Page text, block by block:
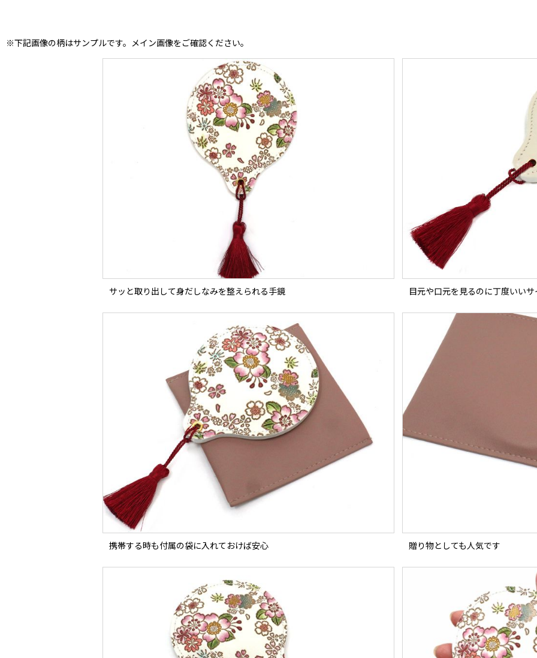
※下記画像の柄はサンプルです。メイン画像をご確認ください。
サッと取り出して身だしなみを整えられる手鏡 目元や口元を見るのに丁度いいサ
携帯する時も付属の袋に入れておけば安心 贈り物としても人気です